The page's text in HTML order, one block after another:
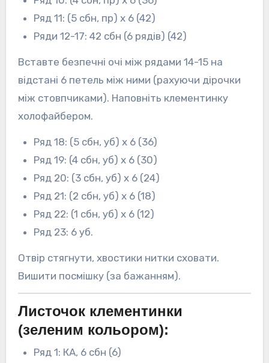
Ряд 11: (5 сбн, пр) х 6 (42)
Ряди 12-17: 42 сбн (6 рядів) (42)
Вставте безпечні очі між рядами 14-15 на
відстані 6 петель між ними (рахуючи дірочки
між стовпчиками). Наповніть клементинку
холофайбером.
Ряд 18: (5 сбн, уб) х 6 (36)
Ряд 19: (4 сбн, уб) х 6 (30)
Ряд 20: (3 сбн, уб) х 6 (24)
Ряд 21: (2 сбн, уб) х 6 (18)
Ряд 22: (1 сбн, уб) х 6 (12)
Ряд 23: 6 уб.
Отвір стягнути, хвостики нитки сховати.
Вишити посмішку (за бажанням).
Листочок клементинки
(зеленим кольором):
Ряд 1: КА, 6 сбн (6)